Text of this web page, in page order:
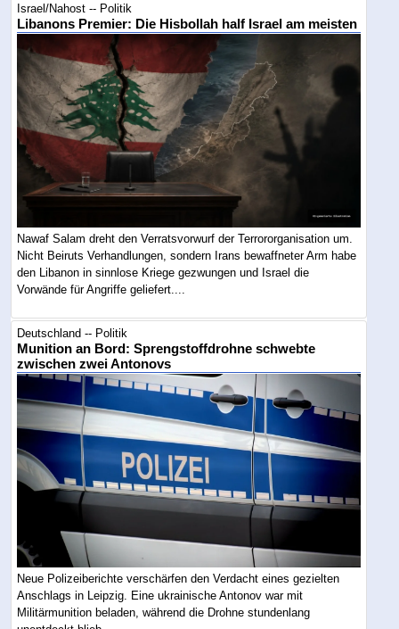
Israel/Nahost -- Politik
Libanons Premier: Die Hisbollah half Israel am meisten
Nawaf Salam dreht den Verratsvorwurf der Terrororganisation um.
Nicht Beiruts Verhandlungen, sondern Irans bewaffneter Arm habe
den Libanon in sinnlose Kriege gezwungen und Israel die
Vorwände für Angriffe geliefert....
Deutschland -- Politik
Munition an Bord: Sprengstoffdrohne schwebte
zwischen zwei Antonovs
Neue Polizeiberichte verschärfen den Verdacht eines gezielten
Anschlags in Leipzig. Eine ukrainische Antonov war mit
Militärmunition beladen, während die Drohne stundenlang